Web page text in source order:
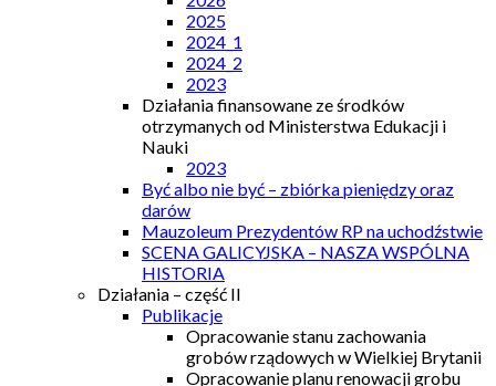
2025
2024_1
2024_2
2023
Działania finansowane ze środków
otrzymanych od Ministerstwa Edukacji i
Nauki
2023
Być albo nie być – zbiórka pieniędzy oraz
darów
Mauzoleum Prezydentów RP na uchodźstwie
SCENA GALICYJSKA – NASZA WSPÓLNA
HISTORIA
Działania – część II
Publikacje
Opracowanie stanu zachowania
grobów rządowych w Wielkiej Brytanii
Opracowanie planu renowacji grobu